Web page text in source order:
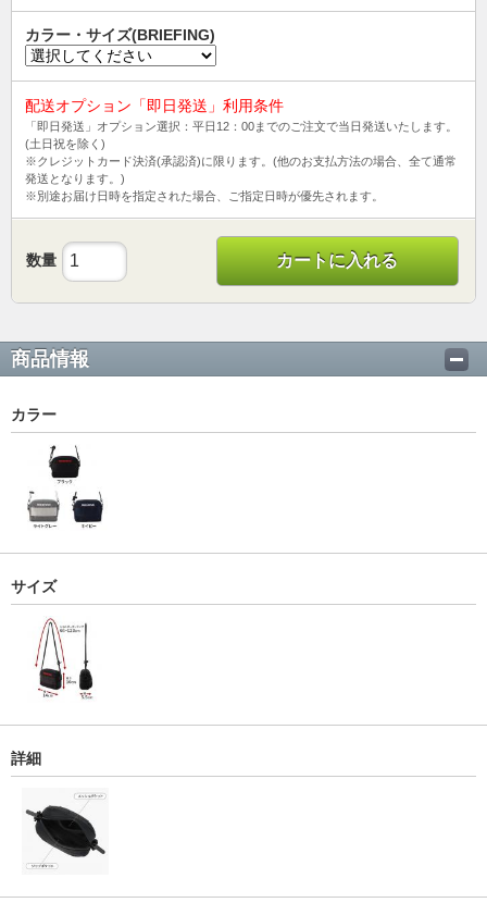
カラー・サイズ(BRIEFING)
配送オプション「即日発送」利用条件
「即日発送」オプション選択：平日12：00までのご注文で当日発送いたします。
(土日祝を除く)
※クレジットカード決済(承認済)に限ります。(他のお支払方法の場合、全て通常
発送となります。)
※別途お届け日時を指定された場合、ご指定日時が優先されます。
数量 カートに入れる
商品情報
カラー
サイズ
詳細